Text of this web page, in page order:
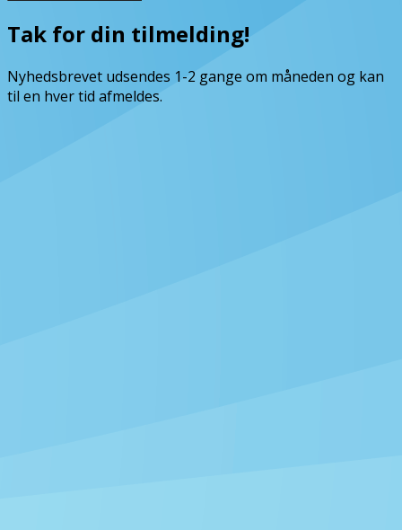
Tak for din tilmelding!
Nyhedsbrevet udsendes 1-2 gange om måneden og kan
til en hver tid afmeldes.